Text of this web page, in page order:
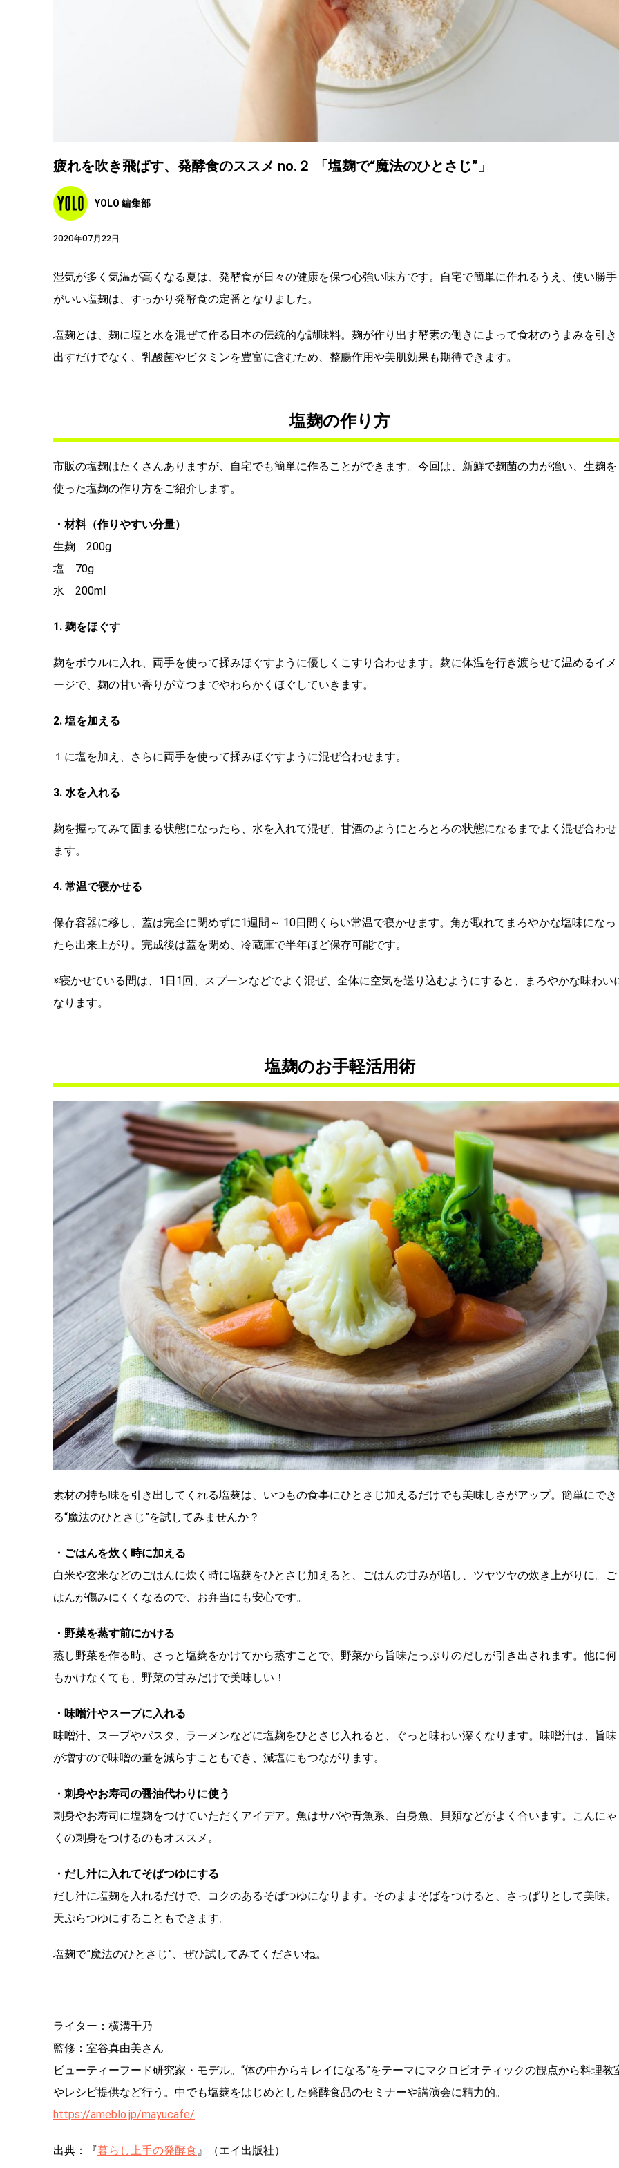
疲れを吹き飛ばす、発酵食のススメ no.２ 「塩麹で“魔法のひとさじ”」
YOLO 編集部
2020年07月22日
湿気が多く気温が高くなる夏は、発酵食が日々の健康を保つ心強い味方です。自宅で簡単に作れるうえ、使い勝手
がいい塩麹は、すっかり発酵食の定番となりました。
塩麹とは、麹に塩と水を混ぜて作る日本の伝統的な調味料。麹が作り出す酵素の働きによって食材のうまみを引き
出すだけでなく、乳酸菌やビタミンを豊富に含むため、整腸作用や美肌効果も期待できます。
塩麹の作り方
市販の塩麹はたくさんありますが、自宅でも簡単に作ることができます。今回は、新鮮で麹菌の力が強い、生麹を
使った塩麹の作り方をご紹介します。
・材料（作りやすい分量）
生麹 200g
塩 70g
水 200ml
1. 麹をほぐす
麹をボウルに入れ、両手を使って揉みほぐすように優しくこすり合わせます。麹に体温を行き渡らせて温めるイメ
ージで、麹の甘い香りが立つまでやわらかくほぐしていきます。
2. 塩を加える
１に塩を加え、さらに両手を使って揉みほぐすように混ぜ合わせます。
3. 水を入れる
麹を握ってみて固まる状態になったら、水を入れて混ぜ、甘酒のようにとろとろの状態になるまでよく混ぜ合わせ
ます。
4. 常温で寝かせる
保存容器に移し、蓋は完全に閉めずに1週間～ 10日間くらい常温で寝かせます。角が取れてまろやかな塩味になっ
たら出来上がり。完成後は蓋を閉め、冷蔵庫で半年ほど保存可能です。
※寝かせている間は、1日1回、スプーンなどでよく混ぜ、全体に空気を送り込むようにすると、まろやかな味わい
なります。
塩麹のお手軽活用術
素材の持ち味を引き出してくれる塩麹は、いつもの食事にひとさじ加えるだけでも美味しさがアップ。簡単にでき
る“魔法のひとさじ”を試してみませんか？
・ごはんを炊く時に加える
白米や玄米などのごはんに炊く時に塩麹をひとさじ加えると、ごはんの甘みが増し、ツヤツヤの炊き上がりに。ご
はんが傷みにくくなるので、お弁当にも安心です。
・野菜を蒸す前にかける
蒸し野菜を作る時、さっと塩麹をかけてから蒸すことで、野菜から旨味たっぷりのだしが引き出されます。他に何
もかけなくても、野菜の甘みだけで美味しい！
・味噌汁やスープに入れる
味噌汁、スープやパスタ、ラーメンなどに塩麹をひとさじ入れると、ぐっと味わい深くなります。味噌汁は、旨味
が増すので味噌の量を減らすこともでき、減塩にもつながります。
・刺身やお寿司の醤油代わりに使う
刺身やお寿司に塩麹をつけていただくアイデア。魚はサバや青魚系、白身魚、貝類などがよく合います。こんにゃ
くの刺身をつけるのもオススメ。
・だし汁に入れてそばつゆにする
だし汁に塩麹を入れるだけで、コクのあるそばつゆになります。そのままそばをつけると、さっぱりとして美味。
天ぷらつゆにすることもできます。
塩麹で”魔法のひとさじ”、ぜひ試してみてくださいね。
ライター：横溝千乃
監修：室谷真由美さん
ビューティーフード研究家・モデル。“体の中からキレイになる”をテーマにマクロビオティックの観点から料理教
やレシピ提供など行う。中でも塩麹をはじめとした発酵食品のセミナーや講演会に精力的。
https://ameblo.jp/mayucafe/
出典：『暮らし上手の発酵食 』（エイ出版社）